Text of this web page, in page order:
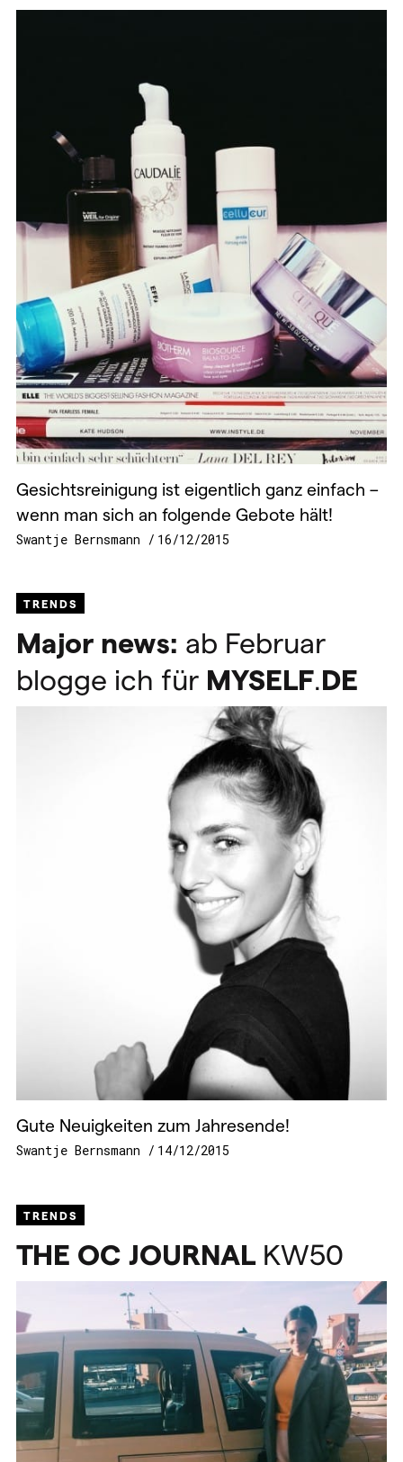
Gesichtsreinigung ist eigentlich ganz einfach –
wenn man sich an folgende Gebote hält!
Swantje Bernsmann 16/12/2015
TRENDS
Major news: ab Februar
blogge ich für MYSELF.DE
Gute Neuigkeiten zum Jahresende!
Swantje Bernsmann 14/12/2015
TRENDS
THE OC JOURNALKW50